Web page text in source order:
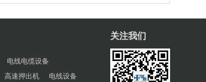
电线电缆设备
高速押出机 电线设备
关注我们